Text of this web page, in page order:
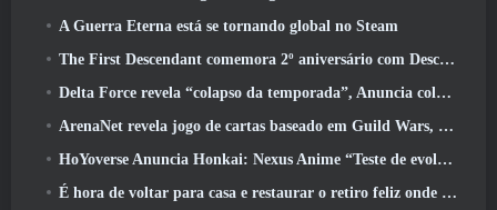
A Guerra Eterna está se tornando global no Steam
The First Descendant comemora 2º aniversário com Descendant Fest 2026 Fluxo
Delta Force revela “colapso da temporada”, Anuncia colaboração Rainbow Six Siege
ArenaNet revela jogo de cartas baseado em Guild Wars, Enevoado
HoYoverse Anuncia Honkai: Nexus Anime “Teste de evolução”
É hora de voltar para casa e restaurar o retiro feliz onde os ventos se encontram